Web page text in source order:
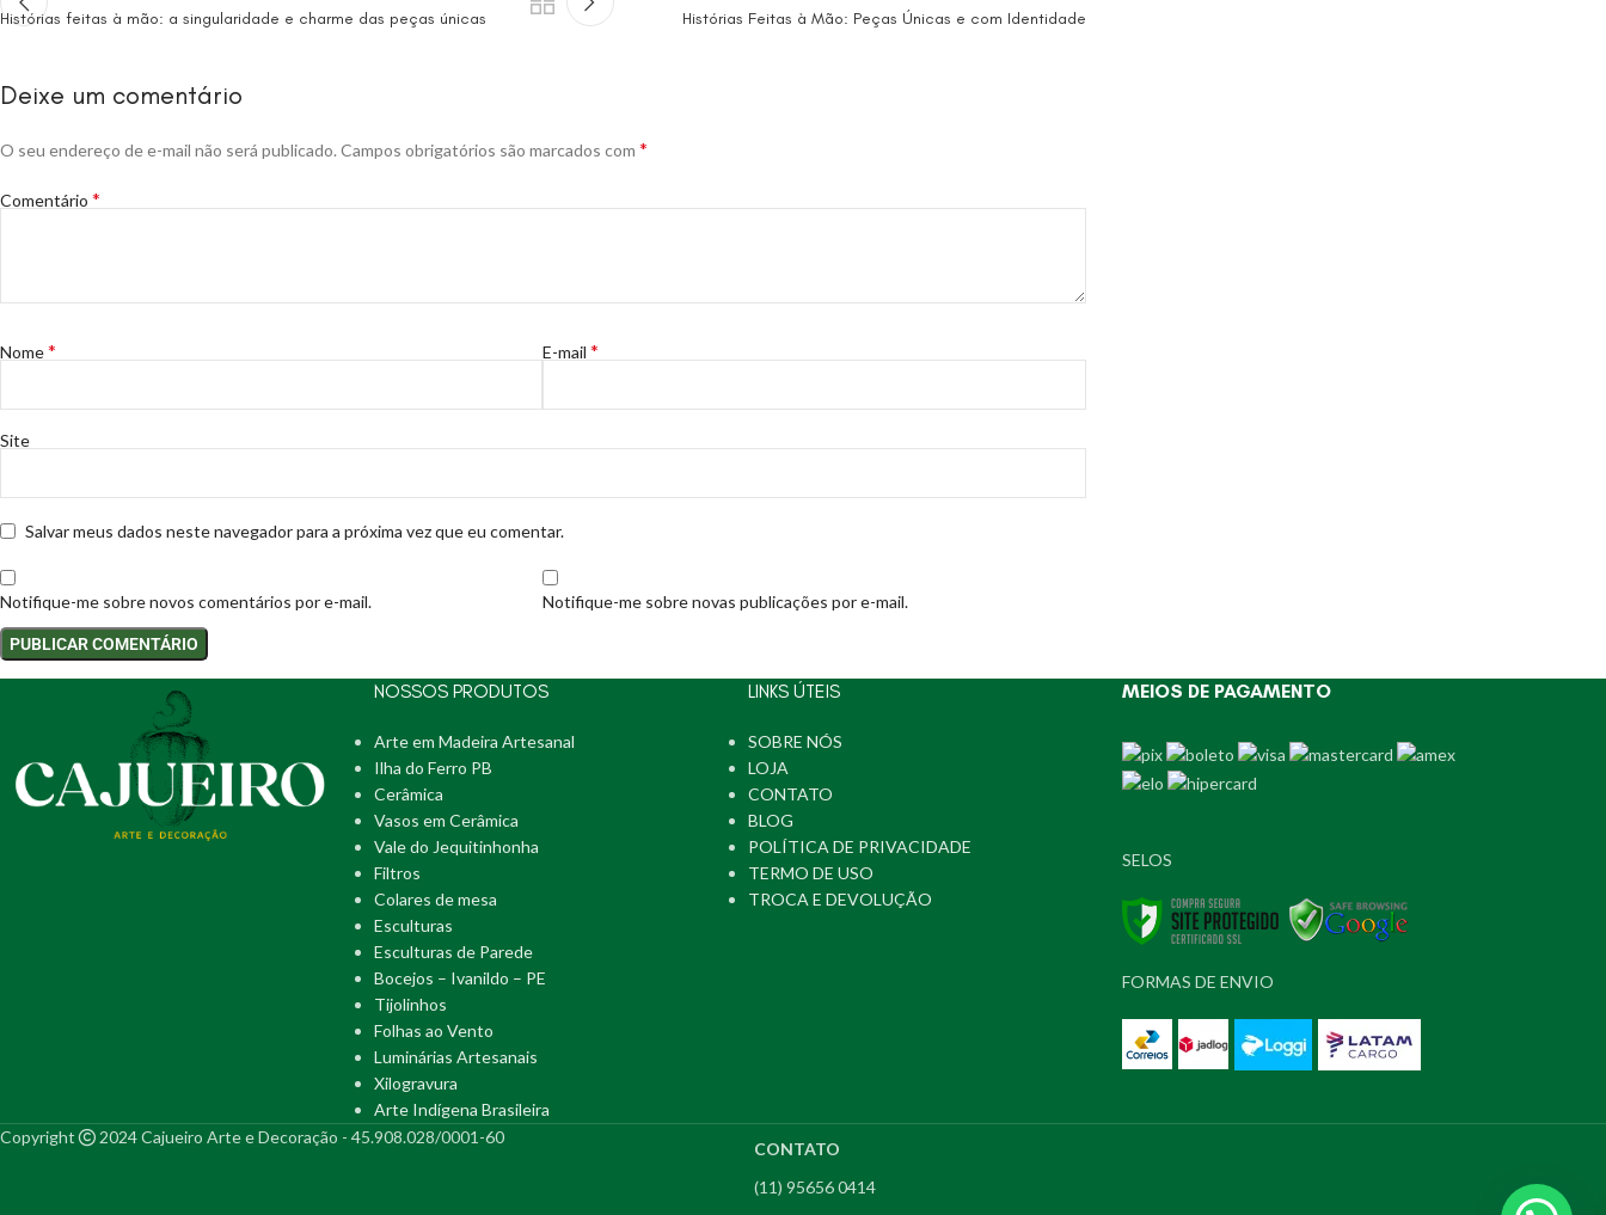
Histórias feitas à mão: a singularidade e charme das peças únicas
Histórias Feitas à Mão: Peças Únicas e com Identidade
Deixe um comentário
O seu endereço de e-mail não será publicado. Campos obrigatórios são marcados com *
Comentário *
Nome* E-mail*
Site
Salvar meus dados neste navegador para a próxima vez que eu comentar.
Notifique-me sobre novos comentários por e-mail. Notifique-me sobre novas publicações por e-mail.
NOSSOS PRODUTOS
Arte em Madeira Artesanal
Ilha do Ferro PB
Cerâmica
Vasos em Cerâmica
Vale do Jequitinhonha
Filtros
Colares de mesa
Esculturas
Esculturas de Parede
Bocejos – Ivanildo – PE
Tijolinhos
Folhas ao Vento
Luminárias Artesanais
Xilogravura
Arte Indígena Brasileira
LINKS ÚTEIS
SOBRE NÓS
LOJA
CONTATO
BLOG
POLÍTICA DE PRIVACIDADE
TERMO DE USO
TROCA E DEVOLUÇÃO
MEIOS DE PAGAMENTO
SELOS
FORMAS DE ENVIO
Copyright 2024 Cajueiro Arte e Decoração - 45.908.028/0001-60
CONTATO
(11) 95656 0414